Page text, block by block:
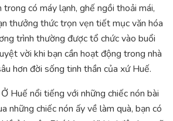
trong có máy lạnh, ghế ngồi thoải mái,
thưởng thức trọn vẹn tiết mục văn hóa
trình thường được tổ chức vào buổi
vời khi bạn cần hoạt động trong nhà
hơn đời sống tinh thần của xứ Huế.
Ở Huế nổi tiếng với những chiếc nón bài
những chiếc nón ấy về làm quà, bạn có